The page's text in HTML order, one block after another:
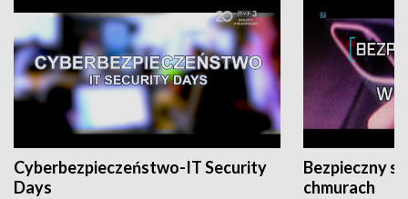
Cyberbezpieczeństwo-IT Security
Days
Bezpieczny
chmurach